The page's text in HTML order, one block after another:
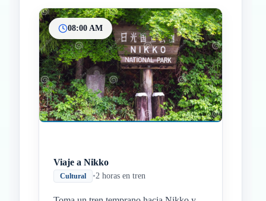
InicioParadas intermedias
Final
08:00 AM
Viaje a Nikko
Cultural •2 horas en tren